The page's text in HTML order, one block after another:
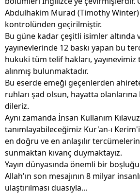
Abdulhakim Murad (Timothy
kontrolünden geçirilmiştir.
Bu güne kadar çeşitli isimler altında
yayınevlerinde 12 baskı yapan bu
hukuki tüm telif hakları, yayınevimiz
alınmış bulunmaktadır.
Bu eserde emeği geçenlerden
ruhları şad olsun, hayatta olanlarına
dileriz.
Aynı zamanda İnsan Kullanım
tanımlayabileceğimiz Kur'an-ı
en doğru ve en anlaşılır
sunmaktan kıvanç duymaktayız.
Yayın dünyasında önemli bir
Allah'ın son mesajının 8 milyar
ulaştırılması duasıyla...